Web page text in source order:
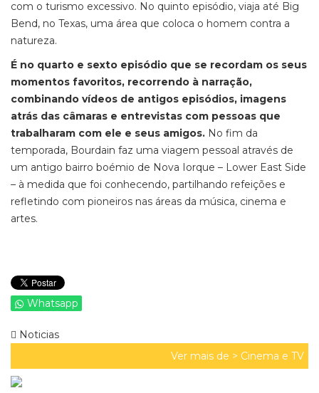
com o turismo excessivo. No quinto episódio, viaja até Big
Bend, no Texas, uma área que coloca o homem contra a
natureza.
É no quarto e sexto episódio que se recordam os seus
momentos favoritos, recorrendo à narração,
combinando vídeos de antigos episódios, imagens
atrás das câmaras e entrevistas com pessoas que
trabalharam com ele e seus amigos. No fim da
temporada, Bourdain faz uma viagem pessoal através de
um antigo bairro boémio de Nova Iorque – Lower East Side
– à medida que foi conhecendo, partilhando refeições e
refletindo com pioneiros nas áreas da música, cinema e
artes.
Whatsapp
Noticias
Ver mais de > Cinema e TV